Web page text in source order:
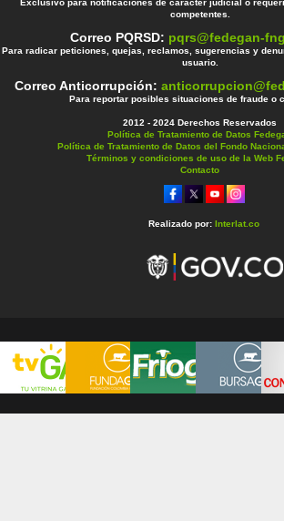
Exclusivo para notificaciones de carácter judicial o
competentes.
Correo PQRSD: pqrs@fedegan-
Para radicar peticiones, quejas, reclamos, sugerencias y
usuario.
Correo Anticorrupción:
Para reportar posibles situaciones de fraude o
2012 - 2024 Derechos Reservados
Política de Tratamiento de Datos
Política de Tratamiento de Datos del Fondo
Términos y condiciones de uso de la Web
Contacto
Realizado por: Interlat.co